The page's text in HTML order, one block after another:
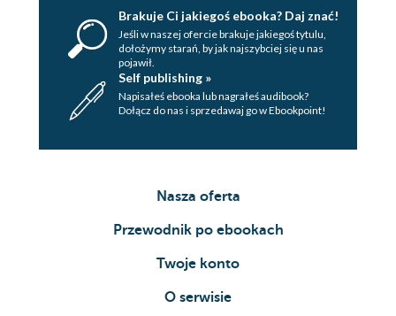
Brakuje Ci jakiegoś ebooka? Daj znać!
Jeśli w naszej ofercie brakuje jakiegoś tytulu,
dołożymy starań, by jak najszybciej się u nas
pojawił.
Self publishing »
Napisałeś ebooka lub nagrałeś audibook?
Dołącz do nas i sprzedawaj go w Ebookpoint!
Nasza oferta
Przewodnik po ebookach
Twoje konto
O serwisie